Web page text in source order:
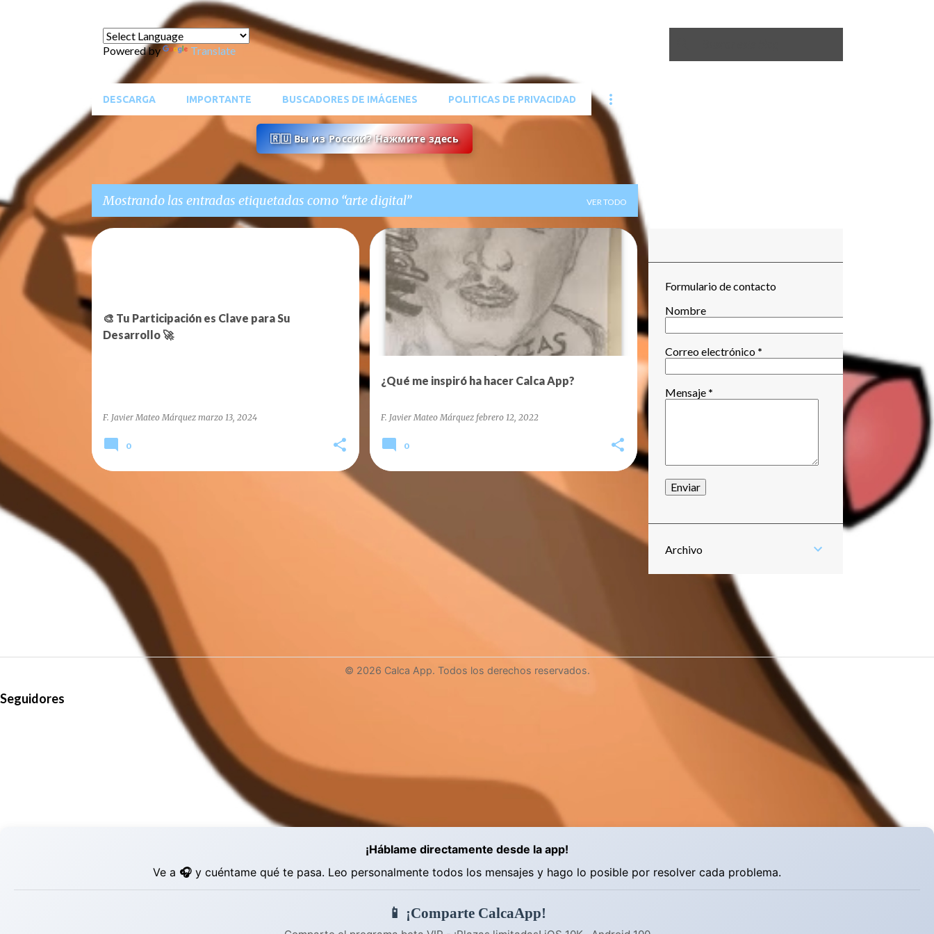
Powered by Translate
DESCARGA IMPORTANTE BUSCADORES DE IMÁGENES POLITICAS DE PRIVACIDAD
🇷🇺 Вы из России? Нажмите здесь
Mostrando las entradas etiquetadas como arte digital VER TODO
E
n
t
r
a
d
🎨 Tu Participación es Clave para Su
Desarrollo 🚀
F. Javier Mateo Márquez marzo 13, 2024
0
¿Qué me inspiró ha hacer Calca App?
F. Javier Mateo Márquez febrero 12, 2022
APLICACIÓN GRATUITA APLICACIÓN MÓVIL
0
Formulario de contacto
Nombre
Correo electrónico *
Mensaje *
Archivo
© 2026 Calca App. Todos los derechos reservados.
Seguidores
¡Háblame directamente desde la app!
Ve a 🎧 y cuéntame qué te pasa. Leo personalmente todos los mensajes y hago lo posible por resolver cada problema.
📱 ¡Comparte CalcaApp!